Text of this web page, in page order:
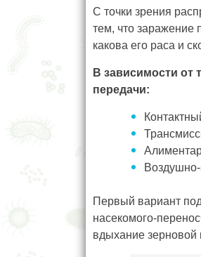
С точки зрения
тем, что заражение
какова его раса и
В зависимости от
передачи:
Первый вариант
насекомого-
вдыхание зерновой